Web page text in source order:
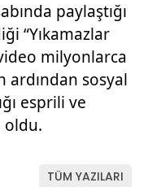
paylaştığı
“Yıkamazlar
milyonlarca
ardından sosyal
esprili ve
oldu.
TÜM YAZILARI